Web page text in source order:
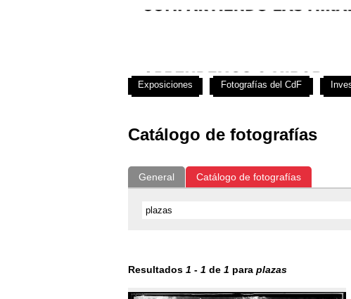
Catálogo de fotografías
General Catálogo de fotografías
Resultados 1 - 1 de 1 para plazas
Exposiciones Fotografías del CdF